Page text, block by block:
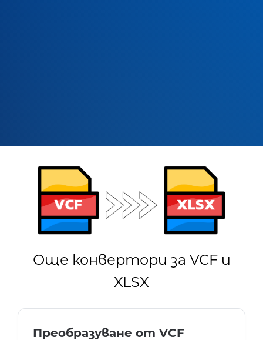
Още конвертори за VCF и
XLSX
Преобразуване от VCF